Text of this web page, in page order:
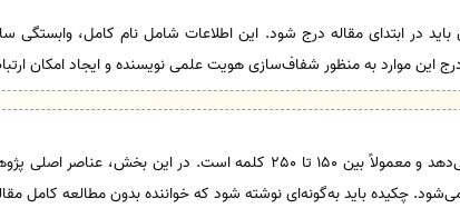
باید در ابتدای مقاله درج شود. این اطلاعات شامل نام کامل، وابستگی
این موارد به منظور شفاف‌سازی هویت علمی نویسنده و ایجاد امکان
چکیده، تصویری کلی از مقاله ارائه می‌دهد و معمولاً بین 150 تا 250
چکیده باید به‌گونه‌ای نوشته شود که خواننده بدون مطالعه کامل